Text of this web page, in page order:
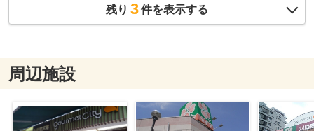
残り 3件を表示する
周辺施設